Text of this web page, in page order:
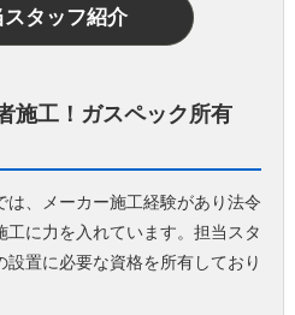
タッフ紹介
施工！ガスペック所有
、メーカー施工経験があり法令
に力を入れています。担当スタ
置に必要な資格を所有しており